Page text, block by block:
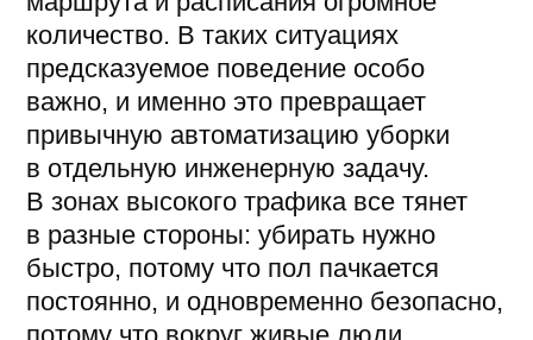
с высокой проходимостью, что
автономный робот-уборщик реально
берет на себя и на что смотреть при
внедрении на действующем объекте.